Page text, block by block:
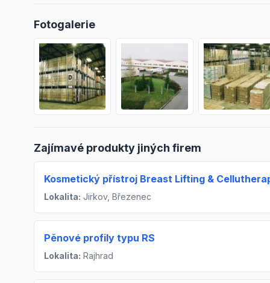
Fotogalerie
Zajímavé produkty jiných firem
Kosmetický přístroj Breast Lifting &
Lokalita: Jirkov, Březenec
Pěnové profily typu RS
Lokalita: Rajhrad